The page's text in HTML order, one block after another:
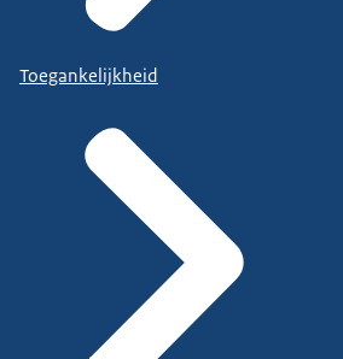
Toegankelijkheid